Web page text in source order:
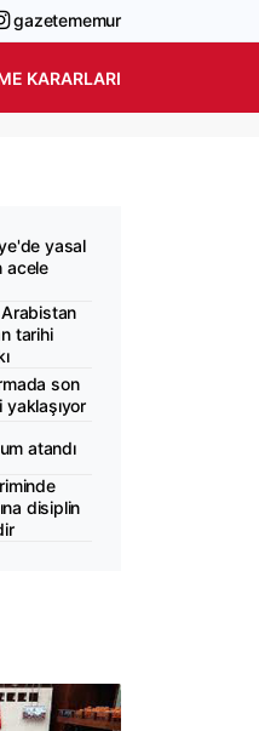
gazetememur
KARARLARI
yasal
acele
tarihi
son
atandı
disiplin